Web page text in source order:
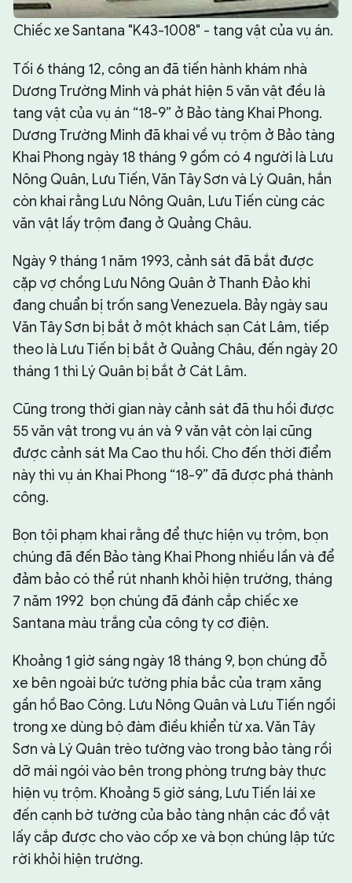
Chiếc xe Santana "K43-1008" - tang vật của vụ án.
Tối 6 tháng 12, công an đã tiến hành khám nhà
Dương Trường Minh và phát hiện 5 văn vật đều là
tang vật của vụ án “18-9” ở Bảo tàng Khai Phong.
Dương Trường Minh đã khai về vụ trộm ở Bảo tàng
Khai Phong ngày 18 tháng 9 gồm có 4 người là Lưu
Nông Quân, Lưu Tiến, Văn Tây Sơn và Lý Quân, hắn
còn khai rằng Lưu Nông Quân, Lưu Tiến cùng các
văn vật lấy trộm đang ở Quảng Châu.
Ngày 9 tháng 1 năm 1993, cảnh sát đã bắt được
cặp vợ chồng Lưu Nông Quân ở Thanh Đảo khi
đang chuẩn bị trốn sang Venezuela. Bảy ngày sau
Văn Tây Sơn bị bắt ở một khách sạn Cát Lâm, tiếp
theo là Lưu Tiến bị bắt ở Quảng Châu, đến ngày 20
tháng 1 thì Lý Quân bị bắt ở Cát Lâm.
Cũng trong thời gian này cảnh sát đã thu hồi được
55 văn vật trong vụ án và 9 văn vật còn lại cũng
được cảnh sát Ma Cao thu hồi. Cho đến thời điểm
này thì vụ án Khai Phong “18-9” đã được phá thành
công.
Bọn tội phạm khai rằng để thực hiện vụ trộm, bọn
chúng đã đến Bảo tàng Khai Phong nhiều lần và để
đảm bảo có thể rút nhanh khỏi hiện trường, tháng
7 năm 1992 bọn chúng đã đánh cắp chiếc xe
Santana màu trắng của công ty cơ điện.
Khoảng 1 giờ sáng ngày 18 tháng 9, bọn chúng đỗ
xe bên ngoài bức tường phía bắc của trạm xăng
gần hồ Bao Công. Lưu Nông Quân và Lưu Tiến ngồi
trong xe dùng bộ đàm điều khiển từ xa. Văn Tây
Sơn và Lý Quân trèo tường vào trong bảo tàng rồi
dỡ mái ngói vào bên trong phòng trưng bày thực
hiện vụ trộm. Khoảng 5 giờ sáng, Lưu Tiến lái xe
đến cạnh bờ tường của bảo tàng nhận các đồ vật
lấy cắp được cho vào cốp xe và bọn chúng lập tức
rời khỏi hiện trường.